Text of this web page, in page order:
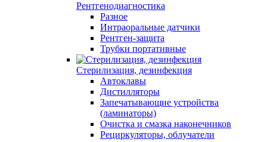
Рентгенодиагностика
Разное
Интраоральные датчики
Рентген-защита
Трубки портативные
Стерилизация, дезинфекция
Автоклавы
Дистилляторы
Запечатывающие устройства
(ламинаторы)
Очистка и смазка наконечников
Рециркуляторы, облучатели